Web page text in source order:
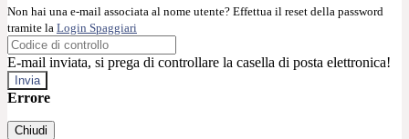
Non hai una e-mail associata al nome utente? Effettua il reset della password
tramite la Login Spaggiari
E-mail inviata, si prega di controllare la casella di posta elettronica!
Errore
Chiudi